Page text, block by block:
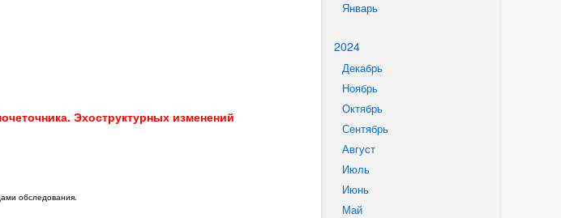
Январь
2024
Декабрь
Ноябрь
Октябрь
Сентябрь
Август
Июль
Июнь
Май
Эхоструктурных изменений
обследования.